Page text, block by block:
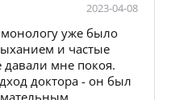
2023-04-08
уже было
и частые
давали мне покоя.
доктора - он был